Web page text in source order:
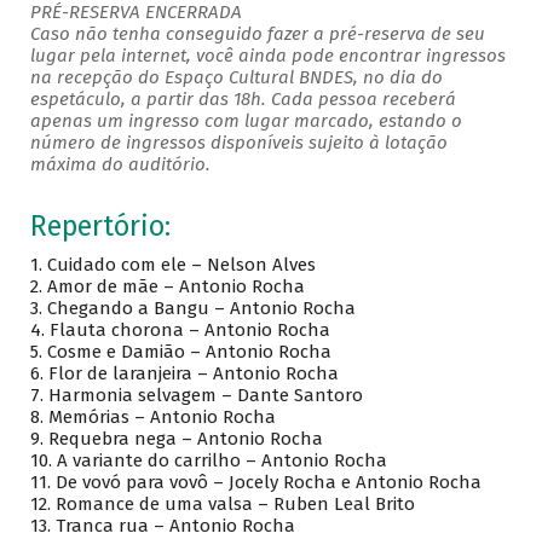
PRÉ-RESERVA ENCERRADA
Caso não tenha conseguido fazer a pré-reserva de seu
lugar pela internet, você ainda pode encontrar ingressos
na recepção do Espaço Cultural BNDES, no dia do
espetáculo, a partir das 18h. Cada pessoa receberá
apenas um ingresso com lugar marcado, estando o
número de ingressos disponíveis sujeito à lotação
máxima do auditório.
Repertório:
1. Cuidado com ele – Nelson Alves
2. Amor de mãe – Antonio Rocha
3. Chegando a Bangu – Antonio Rocha
4. Flauta chorona – Antonio Rocha
5. Cosme e Damião – Antonio Rocha
6. Flor de laranjeira – Antonio Rocha
7. Harmonia selvagem – Dante Santoro
8. Memórias – Antonio Rocha
9. Requebra nega – Antonio Rocha
10. A variante do carrilho – Antonio Rocha
11. De vovó para vovô – Jocely Rocha e Antonio Rocha
12. Romance de uma valsa – Ruben Leal Brito
13. Tranca rua – Antonio Rocha